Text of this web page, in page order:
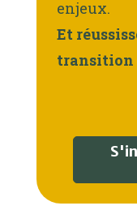
enjeux.
Et
transition